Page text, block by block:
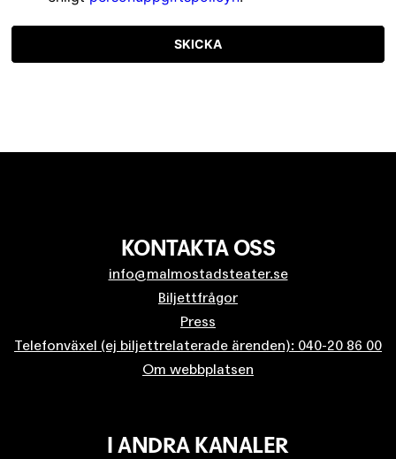
SKICKA
KONTAKTA OSS
info@malmostadsteater.se
Biljettfrågor
Press
Telefonväxel (ej biljettrelaterade ärenden): 040-20 86 00
Om webbplatsen
I ANDRA KANALER